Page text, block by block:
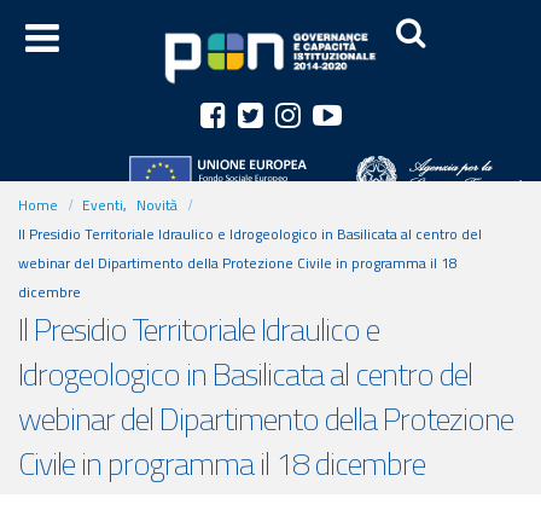
Home Eventi, Novità
Il Presidio Territoriale Idraulico e Idrogeologico in Basilicata al centro del
webinar del Dipartimento della Protezione Civile in programma il 18
dicembre
Il Presidio Territoriale Idraulico e
Idrogeologico in Basilicata al centro del
webinar del Dipartimento della Protezione
Civile in programma il 18 dicembre